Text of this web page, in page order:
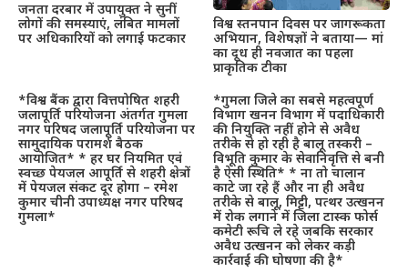
जनता दरबार में उपायुक्त ने सुनीं
लोगों की समस्याएं, लंबित मामलों
पर अधिकारियों को लगाई फटकार
विश्व स्तनपान दिवस पर जागरूकता
अभियान, विशेषज्ञों ने बताया— मां
का दूध ही नवजात का पहला
प्राकृतिक टीका
*विश्व बैंक द्वारा वित्तपोषित शहरी
जलापूर्ति परियोजना अंतर्गत गुमला
नगर परिषद जलापूर्ति परियोजना पर
सामुदायिक परामर्श बैठक
आयोजित* * हर घर नियमित एवं
स्वच्छ पेयजल आपूर्ति से शहरी क्षेत्रों
में पेयजल संकट दूर होगा – रमेश
कुमार चीनी उपाध्यक्ष नगर परिषद
गुमला*
*गुमला जिले का सबसे महत्वपूर्ण
विभाग खनन विभाग में पदाधिकारी
की नियुक्ति नहीं होने से अवैध
तरीके से हो रही है बालू तस्करी –
विभूति कुमार के सेवानिवृत्ति से बनी
है ऐसी स्थिति* * ना तो चालान
काटे जा रहे हैं और ना ही अवैध
तरीके से बालू, मिट्टी, पत्थर उत्खनन
में रोक लगाने में जिला टास्क फोर्स
कमेटी रूचि ले रहे जबकि सरकार
अवैध उत्खनन को लेकर कड़ी
कार्रवाई की घोषणा की है*